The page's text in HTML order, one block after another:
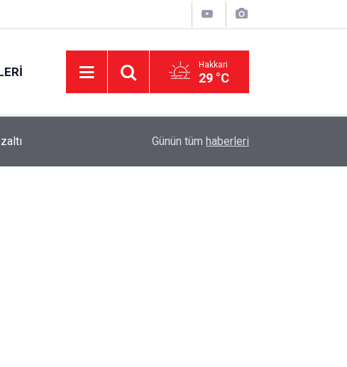
Hakkari
29 °C
Hakkari'de Yaylada süt sağımı sonrası halay
Günün tüm haberleri